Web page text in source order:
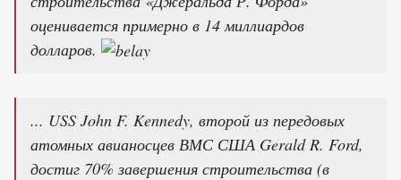
оценивается примерно в 14 миллиардов
долларов.
... USS John F. Kennedy, второй из передовых
атомных авианосцев ВМС США Gerald R. Ford,
достиг 70% завершения строительства (в